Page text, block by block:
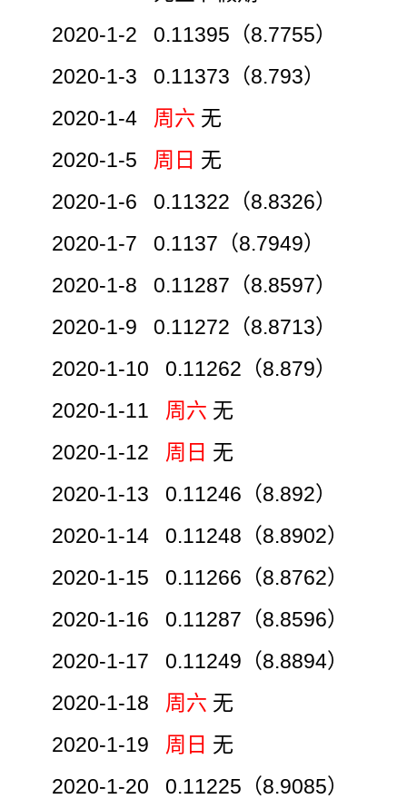
2020-1-2 0.11395（8.7755）
2020-1-3 0.11373（8.793）
2020-1-4 周六 无
2020-1-5 周日 无
2020-1-6 0.11322（8.8326）
2020-1-7 0.1137（8.7949）
2020-1-8 0.11287（8.8597）
2020-1-9 0.11272（8.8713）
2020-1-10 0.11262（8.879）
2020-1-11 周六 无
2020-1-12 周日 无
2020-1-13 0.11246（8.892）
2020-1-14 0.11248（8.8902）
2020-1-15 0.11266（8.8762）
2020-1-16 0.11287（8.8596）
2020-1-17 0.11249（8.8894）
2020-1-18 周六 无
2020-1-19 周日 无
2020-1-20 0.11225（8.9085）